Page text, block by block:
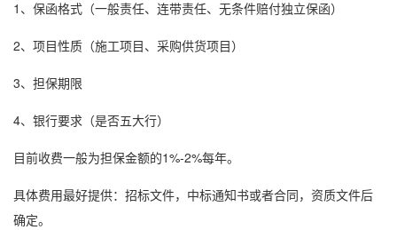
1、 保函格式 （一般责任、连带责任、无条件赔付独立保函）
2、项目性质（施工项目、采购供货项目）
3、担保期限
4、银行要求（是否五大行）
目前收费一般为担保金额的1%-2%每年。
具体费用最好提供：招标文件，中标通知书或者合同，资质文件后
确定。